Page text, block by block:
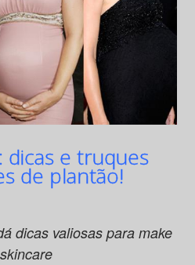
dicas e truques
de plantão!
dicas valiosas para make